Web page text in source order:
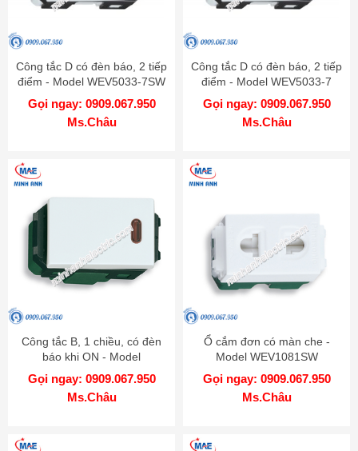
Công tắc D có đèn báo, 2 tiếp
điểm - Model WEV5033-7SW
Gọi ngay: 0909.067.950
Ms.Châu
Công tắc D có đèn báo, 2 tiếp
điểm - Model WEV5033-7
Gọi ngay: 0909.067.950
Ms.Châu
Công tắc B, 1 chiều, có đèn
báo khi ON - Model
WEG5141
Gọi ngay: 0909.067.950
Ms.Châu
Ổ cắm đơn có màn che -
Model WEV1081SW
Gọi ngay: 0909.067.950
Ms.Châu